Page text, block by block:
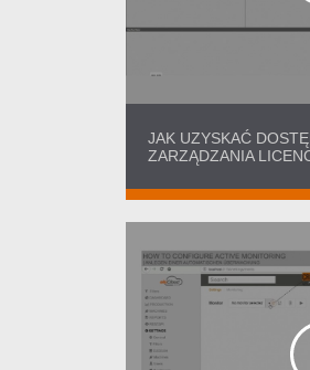
JAK UZYSKAĆ
ZARZĄDZANIA